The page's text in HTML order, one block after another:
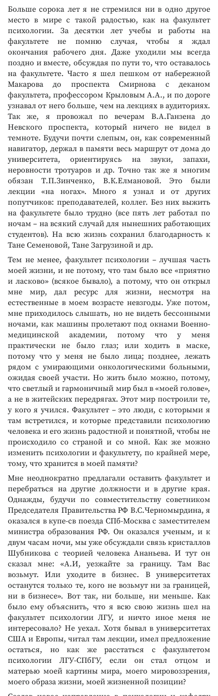
Больше сорока лет я не стремился ни в одно другое
место в мире с такой радостью, как на факультет
психологии. За десятки лет учебы и работы на
факультете не помню случая, чтобы я ждал
окончания рабочего дня. Даже уходили мы всегда
поздно и вместе, обсуждая по пути то, что оставалось
на факультете. Часто я шел пешком от набережной
Макарова до проспекта Смирнова с деканом
факультета, профессором Крыловым А.А., и по дороге
узнавал от него больше, чем на лекциях в аудиториях.
Так же, я провожал по вечерам В.А.Ганзена до
Невского проспекта, который ничего не видел в
темноте. Будучи почти слепым, он, как современный
навигатор, держал в памяти весь маршрут от дома до
университета, ориентируясь на звуки, запахи,
неровности тротуаров и др. Точно так же я многим
обязан Т.П.Зинченко, В.К.Елмановой. Это были
лекции «на ногах». Много я узнал и от других
попутчиков: преподавателей, коллег. Без них выжить
на факультете было трудно (все пять лет работал по
ночам – на всякий случай для нынешних работающих
студентов). На всю жизнь сохранил благодарность к
Тане Семеновой, Тане Загрузиной и др.
Тем не менее, факультет психологии – лучшая часть
моей жизни, и не потому, что там было все «приятно
и ласково» (всякое бывало), а потому, что он открыл
мне мир, дал ресурс для жизни, несмотря на
естественные в моем возрасте невзгоды. Уже потом,
мне приходилось слышать, но не видеть бессонными
ночами, как машины пролетают под окнами Военно-
медицинской академии, потому что у меня
практически не было глаз; или ходить в маске,
потому что у меня не было лица; позднее, лежать
рядом с умирающими онкологическими больными,
ожидая своей участи. Но жить было можно, потому,
что светлый и гармоничный мир был в «моей голове»,
а не в житейских передрягах. Этот мир построили те,
у кого я учился. Факультет – это люди, с которыми я
там встретился, и которые представили психологию
человека и его жизнь радостной и понятной, чтобы не
происходило со страной и со мной. Как же можно
изменить психологии и факультету, по крайней мере,
тому, что хранится в моей памяти?
Мне неоднократно предлагали оставить факультет и
перебраться на другие должности и в другие края.
Однажды, будучи по совместительству советником
Председателя Правительства РФ В.С.Черномырдина, я
оказался в купе-св поезда СПб-Москва с заместителем
министра образования РФ. Он оказался ученым, и к
двум часам ночи, мы уже обсуждали связь кристаллов
Шубникова с теорией человека Ананьева. И тут он
сказал мне: «А.И, уезжайте за границу. Там Вас
возьмут. Или уходите в бизнес. В университетах
останутся только те, кого не возьмут ни за границей,
ни в бизнесе». Вот так, ни больше, ни меньше. Как
было ему объяснить, что я всю свою жизнь шел на
факультет психологии ЛГУ, и ничто иное меня не
интересовало? Не уехал. Хотя бывал в университетах
США и Европы, читал там лекции, имел предложение
остаться, но как же расстаться с факультетом
психологии ЛГУ-СПбГУ, если он стал отцом и
матерью моей картины мира, моего мировоззрения,
моего образа жизни, моей жизненной позиции?